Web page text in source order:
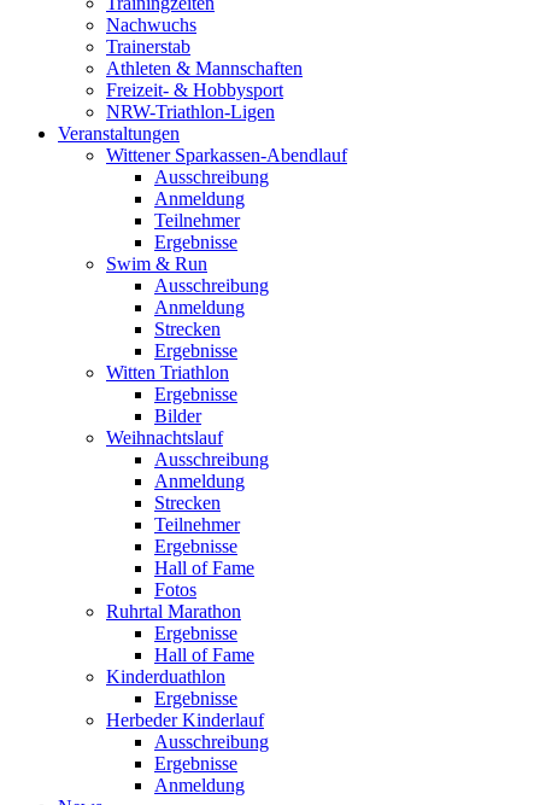
Nachwuchs
Trainerstab
Athleten & Mannschaften
Freizeit- & Hobbysport
NRW-Triathlon-Ligen
Veranstaltungen
Wittener Sparkassen-Abendlauf
Ausschreibung
Anmeldung
Teilnehmer
Ergebnisse
Swim & Run
Ausschreibung
Anmeldung
Strecken
Ergebnisse
Witten Triathlon
Ergebnisse
Bilder
Weihnachtslauf
Ausschreibung
Anmeldung
Strecken
Teilnehmer
Ergebnisse
Hall of Fame
Fotos
Ruhrtal Marathon
Ergebnisse
Hall of Fame
Kinderduathlon
Ergebnisse
Herbeder Kinderlauf
Ausschreibung
Ergebnisse
Anmeldung